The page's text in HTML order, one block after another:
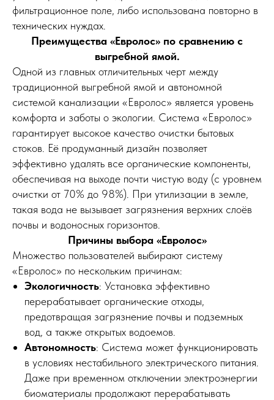
фильтрационное поле, либо использована повторно в
технических нуждах.
Преимущества «Евролос» по сравнению с
выгребной ямой.
Одной из главных отличительных черт между
традиционной выгребной ямой и автономной
системой канализации «Евролос» является уровень
комфорта и заботы о экологии. Система «Евролос»
гарантирует высокое качество очистки бытовых
стоков. Её продуманный дизайн позволяет
эффективно удалять все органические компоненты,
обеспечивая на выходе почти чистую воду (с уровнем
очистки от 70% до 98%). При утилизации в земле,
такая вода не вызывает загрязнения верхних слоёв
почвы и водоносных горизонтов.
Причины выбора «Евролос»
Множество пользователей выбирают систему
«Евролос» по нескольким причинам:
Экологичность: Установка эффективно
перерабатывает органические отходы,
предотвращая загрязнение почвы и подземных
вод, а также открытых водоемов.
Автономность: Система может функционировать
в условиях нестабильного электрического питания.
Даже при временном отключении электроэнергии
биоматериалы продолжают перерабатывать